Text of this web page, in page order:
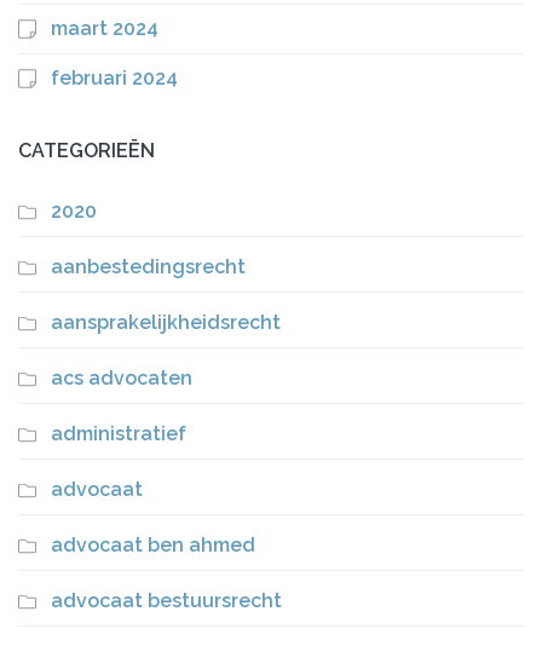
maart 2024
februari 2024
CATEGORIEËN
2020
aanbestedingsrecht
aansprakelijkheidsrecht
acs advocaten
administratief
advocaat
advocaat ben ahmed
advocaat bestuursrecht